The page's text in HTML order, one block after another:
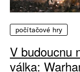
počítačové hry
V budoucnu
válka: